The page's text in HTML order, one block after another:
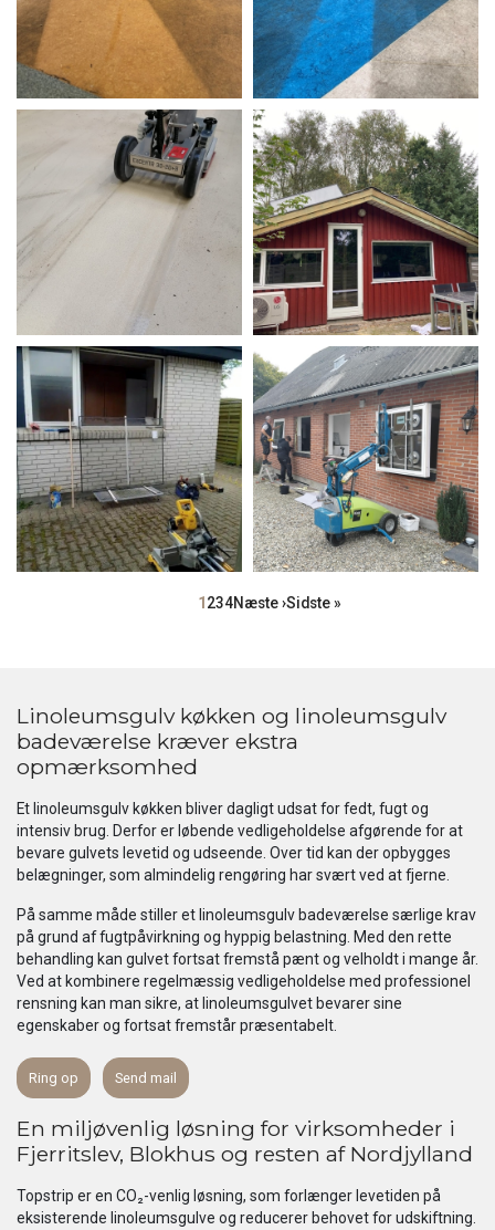
Side
1 Side
2Side
3Side
4Næste
Næste ›Sidste
Sidste »
Linoleumsgulv køkken og linoleumsgulv
badeværelse kræver ekstra
opmærksomhed
Et linoleumsgulv køkken bliver dagligt udsat for fedt, fugt og
intensiv brug. Derfor er løbende vedligeholdelse afgørende for at
bevare gulvets levetid og udseende. Over tid kan der opbygges
belægninger, som almindelig rengøring har svært ved at fjerne.
På samme måde stiller et linoleumsgulv badeværelse særlige krav
på grund af fugtpåvirkning og hyppig belastning. Med den rette
behandling kan gulvet fortsat fremstå pænt og velholdt i mange år.
Ved at kombinere regelmæssig vedligeholdelse med professionel
rensning kan man sikre, at linoleumsgulvet bevarer sine
egenskaber og fortsat fremstår præsentabelt.
Ring op Send mail
En miljøvenlig løsning for virksomheder i
Fjerritslev, Blokhus og resten af Nordjylland
Topstrip er en CO₂-venlig løsning, som forlænger levetiden på
eksisterende linoleumsgulve og reducerer behovet for udskiftning.